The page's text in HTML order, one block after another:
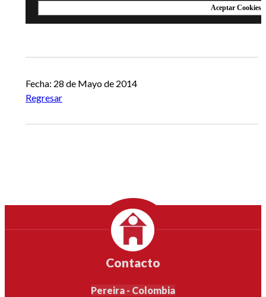
Fecha: 28 de Mayo de 2014
Regresar
Contacto
Pereira - Colombia